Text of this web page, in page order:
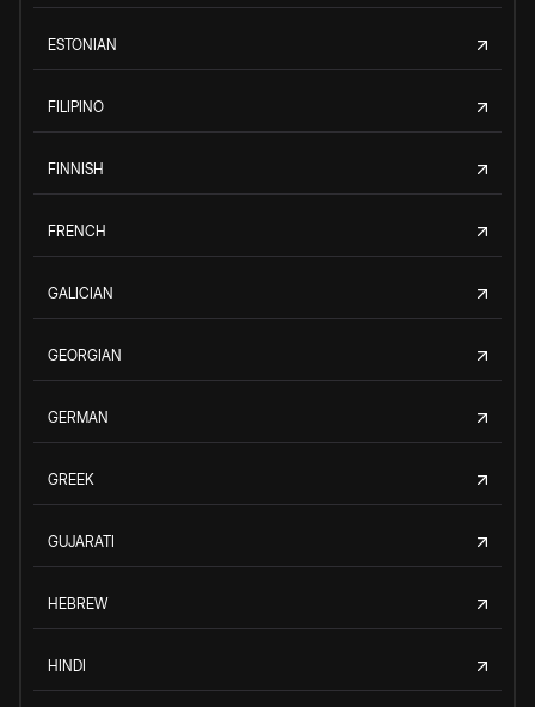
ESTONIAN
FILIPINO
FINNISH
FRENCH
GALICIAN
GEORGIAN
GERMAN
GREEK
GUJARATI
HEBREW
HINDI